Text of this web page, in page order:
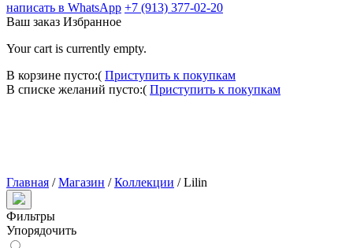
написать в WhatsApp +7 (913) 377-02-20
Ваш заказ Избранное
Your cart is currently empty.
В корзине пусто:( Приступить к покупкам
В списке желаний пусто:( Приступить к покупкам
Главная /Магазин /Коллекции /Lilin
Фильтры
Упорядочить